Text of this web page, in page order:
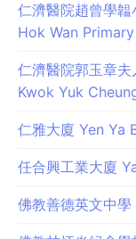
仁濟醫院趙曾學
Hok Wan
仁濟醫院郭玉章
Kwok Yuk
仁雅大廈 Yen Ya
任合興工業大廈
佛教善德英文中